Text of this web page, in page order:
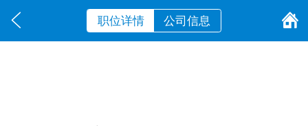
职位详情 公司信息